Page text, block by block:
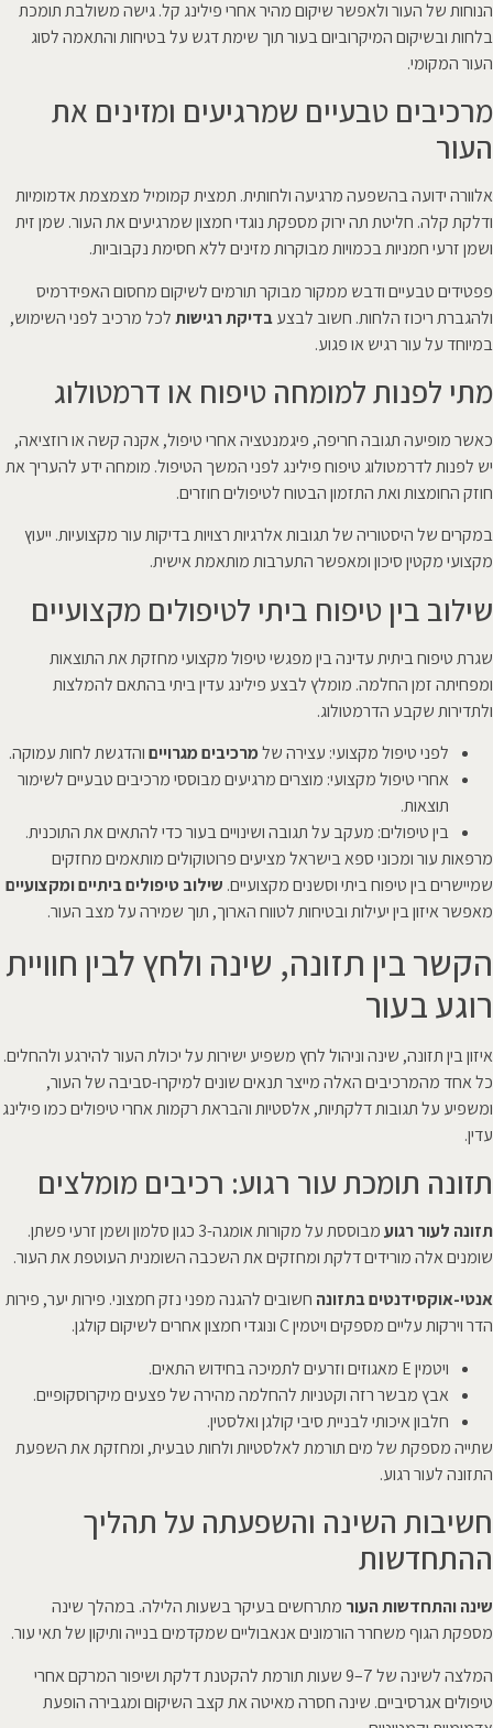
הנוחות של העור ולאפשר שיקום מהיר אחרי פילינג קל. גישה משולבת תומכת
בלחות ובשיקום המיקרוביום בעור תוך שימת דגש על בטיחות והתאמה לסוג
העור המקומי.
מרכיבים טבעיים שמרגיעים ומזינים את
העור
אלוורה ידועה בהשפעה מרגיעה ולחותית. תמצית קמומיל מצמצמת אדמומיות
ודלקת קלה. חליטת תה ירוק מספקת נוגדי חמצון שמרגיעים את העור. שמן זית
ושמן זרעי חמניות בכמויות מבוקרות מזינים ללא חסימת נקבוביות.
פפטידים טבעיים ודבש ממקור מבוקר תורמים לשיקום מחסום האפידרמיס
ולהגברת ריכוז הלחות. חשוב לבצעבדיקת רגישותלכל מרכיב לפני השימוש,
במיוחד על עור רגיש או פגוע.
מתי לפנות למומחה טיפוח או דרמטולוג
כאשר מופיעה תגובה חריפה, פיגמנטציה אחרי טיפול, אקנה קשה או רוזציאה,
יש לפנות לדרמטולוג טיפוח פילינג לפני המשך הטיפול. מומחה ידע להעריך את
חוזק החומצות ואת התזמון הבטוח לטיפולים חוזרים.
במקרים של היסטוריה של תגובות אלרגיות רצויות בדיקות עור מקצועיות. ייעוץ
מקצועי מקטין סיכון ומאפשר התערבות מותאמת אישית.
שילוב בין טיפוח ביתי לטיפולים מקצועיים
שגרת טיפוח ביתית עדינה בין מפגשי טיפול מקצועי מחזקת את התוצאות
ומפחיתה זמן החלמה. מומלץ לבצע פילינג עדין ביתי בהתאם להמלצות
ולתדירות שקבע הדרמטולוג.
לפני טיפול מקצועי: עצירה שלמרכיבים מגרוייםוהדגשת לחות עמוקה.
אחרי טיפול מקצועי: מוצרים מרגיעים מבוססי מרכיבים טבעיים לשימור
תוצאות.
בין טיפולים: מעקב על תגובה ושינויים בעור כדי להתאים את התוכנית.
מרפאות עור ומכוני ספא בישראל מציעים פרוטוקולים מותאמים מחזקים
שמיישרים בין טיפוח ביתי וסשנים מקצועיים. שילוב טיפולים ביתיים ומקצועיים
מאפשר איזון בין יעילות ובטיחות לטווח הארוך, תוך שמירה על מצב העור.
הקשר בין תזונה, שינה ולחץ לבין חוויית
רוגע בעור
איזון בין תזונה, שינה וניהול לחץ משפיע ישירות על יכולת העור להירגע ולהחלים.
כל אחד מהמרכיבים האלה מייצר תנאים שונים למיקרו-סביבה של העור,
ומשפיע על תגובות דלקתיות, אלסטיות והבראת רקמות אחרי טיפולים כמו פילינג
עדין.
תזונה תומכת עור רגוע: רכיבים מומלצים
תזונה לעור רגוע
מבוססת על מקורות אומגה-3 כגון סלמון ושמן זרעי פשתן.
שומנים אלה מורידים דלקת ומחזקים את השכבה השומנית העוטפת את העור.
אנטי-אוקסידנטים בתזונה חשובים להגנה מפני נזק חמצוני. פירות יער, פירות
הדר וירקות עליים מספקים ויטמין C ונוגדי חמצון אחרים לשיקום קולגן.
ויטמין E מאגוזים וזרעים לתמיכה בחידוש התאים.
אבץ מבשר רזה וקטניות להחלמה מהירה של פצעים מיקרוסקופיים.
חלבון איכותי לבניית סיבי קולגן ואלסטין.
שתייה מספקת של מים תורמת לאלסטיות ולחות טבעית, ומחזקת את השפעת
התזונה לעור רגוע.
חשיבות השינה והשפעתה על תהליך
ההתחדשות
שינה והתחדשות העור מתרחשים בעיקר בשעות הלילה. במהלך שינה
מספקת הגוף משחרר הורמונים אנאבוליים שמקדמים בנייה ותיקון של תאי עור.
המלצה לשינה של 7–9 שעות תורמת להקטנת דלקת ושיפור המרקם אחרי
טיפולים אגרסיביים. שינה חסרה מאיטה את קצב השיקום ומגבירה הופעת